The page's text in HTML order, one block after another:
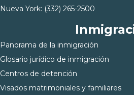
Nueva York: (332) 265-2500
Panorama de la inmigración
Glosario jurídico de inmigración
Centros de detención
Visados matrimoniales y familiares